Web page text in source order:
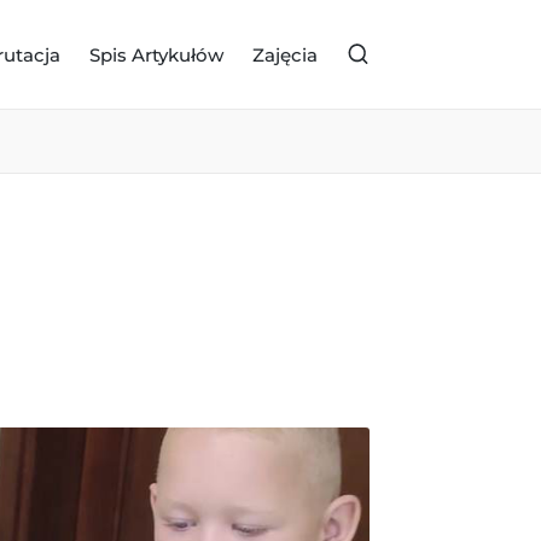
Spis Artykułów Zajęcia